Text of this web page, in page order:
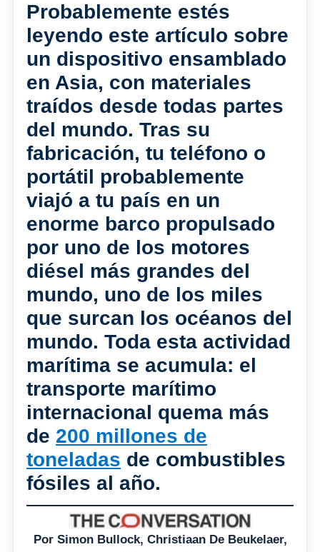
Probablemente estés
leyendo este artículo sobre
un dispositivo ensamblado
en Asia, con materiales
traídos desde todas partes
del mundo. Tras su
fabricación, tu teléfono o
portátil probablemente
viajó a tu país en un
enorme barco propulsado
por uno de los motores
diésel más grandes del
mundo, uno de los miles
que surcan los océanos del
mundo. Toda esta actividad
marítima se acumula: el
transporte marítimo
internacional quema más
de 200 millones de
toneladas de combustibles
fósiles al año.
Por Simon Bullock, Christiaan De Beukelaer,